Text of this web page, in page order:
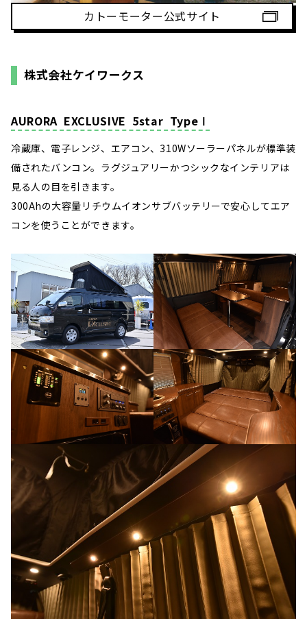
カトーモーター公式サイト
株式会社ケイワークス
AURORA EXCLUSIVE 5star TypeⅠ
冷蔵庫、電子レンジ、エアコン、310Wソーラーパネルが標準装
備されたバンコン。ラグジュアリーかつシックなインテリアは
見る人の目を引きます。
300Ahの大容量リチウムイオンサブバッテリーで安心してエア
コンを使うことができます。